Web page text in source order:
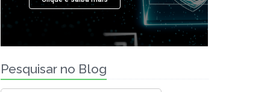
Antecipe falhas de segurança
Teste seus ativos com uma
solução altamente confiável.
Pesquisar no Blog